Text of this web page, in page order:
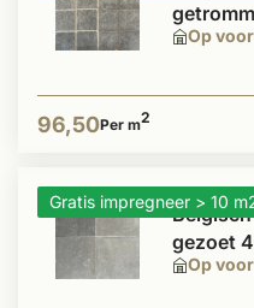
Op
96,50Per m2
Gratis impregneer > 10
Op
gezoet